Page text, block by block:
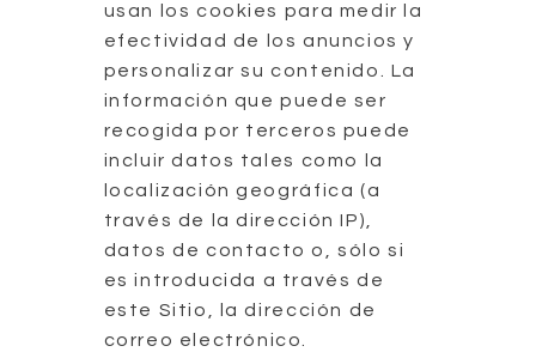
usan los cookies para medir la
efectividad de los anuncios y
personalizar su contenido. La
información que puede ser
recogida por terceros puede
incluir datos tales como la
localización geográfica (a
través de la dirección IP),
datos de contacto o, sólo si
es introducida a través de
este Sitio, la dirección de
correo electrónico.